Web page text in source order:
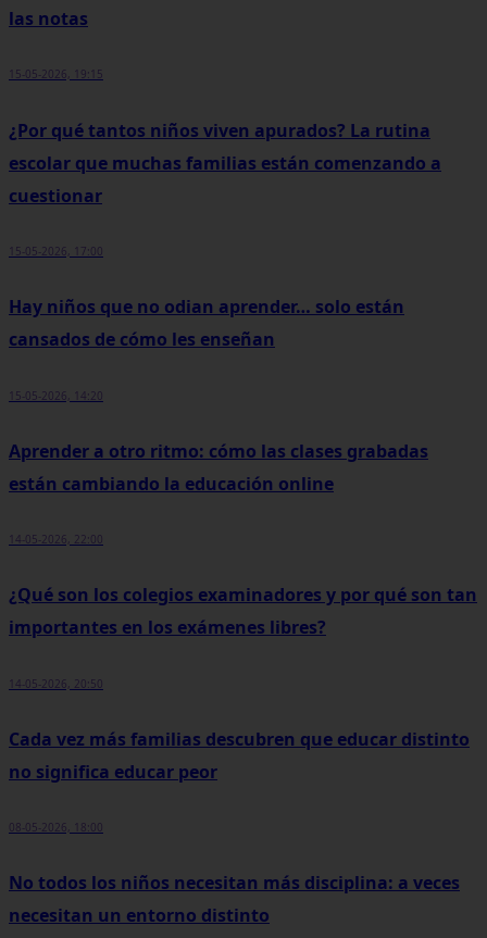
las notas
15-05-2026, 19:15
¿Por qué tantos niños viven apurados? La rutina
escolar que muchas familias están comenzando a
cuestionar
15-05-2026, 17:00
Hay niños que no odian aprender… solo están
cansados de cómo les enseñan
15-05-2026, 14:20
Aprender a otro ritmo: cómo las clases grabadas
están cambiando la educación online
14-05-2026, 22:00
¿Qué son los colegios examinadores y por qué son tan
importantes en los exámenes libres?
14-05-2026, 20:50
Cada vez más familias descubren que educar distinto
no significa educar peor
08-05-2026, 18:00
No todos los niños necesitan más disciplina: a veces
necesitan un entorno distinto